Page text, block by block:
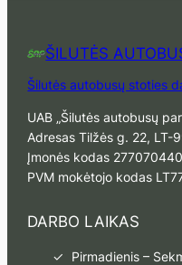
ŠILUTĖS
Šilutės autobusų stoties
UAB „Šilutės autobusų
Adresas Tilžės g. 22, LT-
Įmonės kodas 277070440
PVM mokėtojo kodas
DARBO LAIKAS
Pirmadienis –